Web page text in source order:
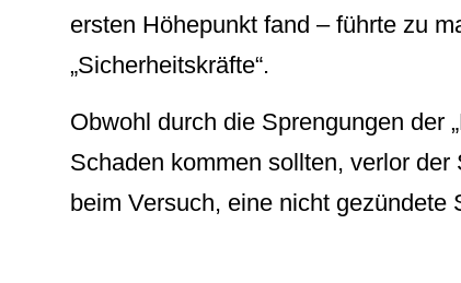
ersten Höhepunkt fand – führte zu
„Sicherheitskräfte“.
Obwohl durch die Sprengungen der
Schaden kommen sollten, verlor
beim Versuch, eine nicht gezündete